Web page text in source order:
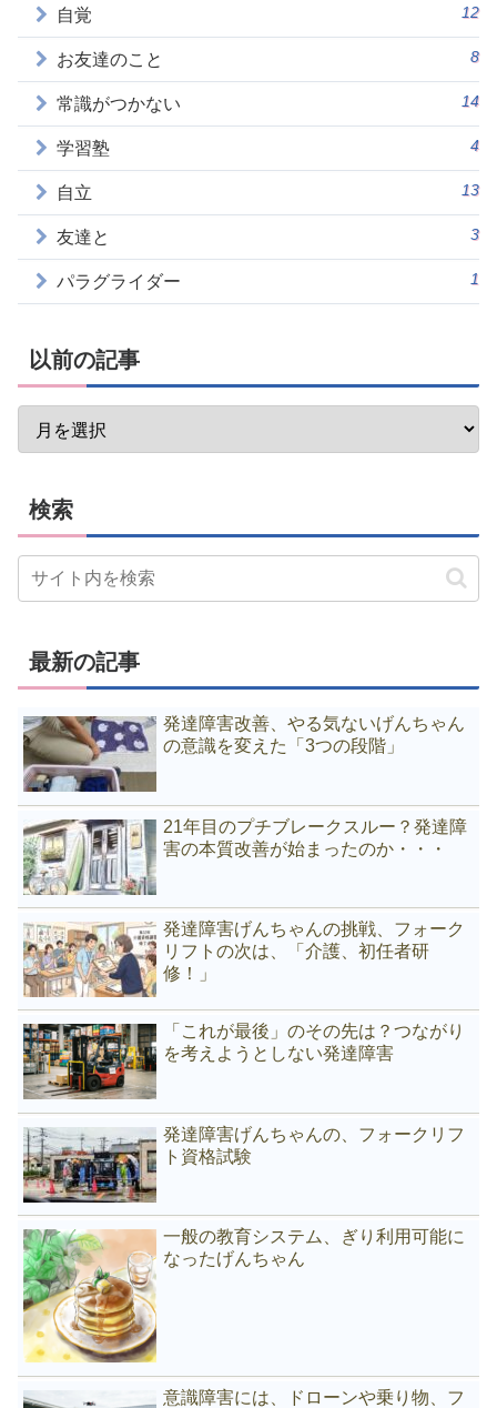
自覚 12
お友達のこと 8
常識がつかない 14
学習塾 4
自立 13
友達と 3
パラグライダー 1
以前の記事
検索
最新の記事
発達障害改善、やる気ないげんちゃん
の意識を変えた「3つの段階」
21年目のプチブレークスルー？発達障
害の本質改善が始まったのか・・・
発達障害げんちゃんの挑戦、フォーク
リフトの次は、「介護、初任者研
修！」
「これが最後」のその先は？つながり
を考えようとしない発達障害
発達障害げんちゃんの、フォークリフ
ト資格試験
一般の教育システム、ぎり利用可能に
なったげんちゃん
意識障害には、ドローンや乗り物、フ